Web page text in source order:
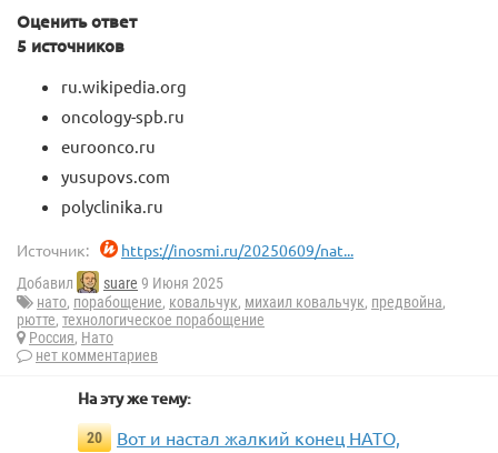
Оценить ответ
5 источников
ru.wikipedia.org
oncology-spb.ru
euroonco.ru
yusupovs.com
polyclinika.ru
Источник: https://inosmi.ru/20250609/nat...
Добавил suare 9 Июня 2025
нато, порабощение, ковальчук, михаил ковальчук, предвойна,
рютте, технологическое порабощение
Россия, Нато
нет комментариев
На эту же тему:
20
Вот и настал жалкий конец НАТО,